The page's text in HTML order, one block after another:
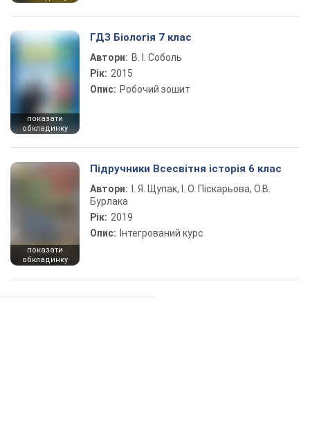
показати
обкладинку
ГДЗ Біологія 7 клас
Автори: В. І. Соболь
Рік: 2015
Опис: Робочий зошит
показати
обкладинку
Підручники Всесвітня історія 6 клас
Автори:
І. Я. Щупак, І. О. Піскарьова, О.В.
Бурлака
Рік: 2019
Опис: Інтегрований курс